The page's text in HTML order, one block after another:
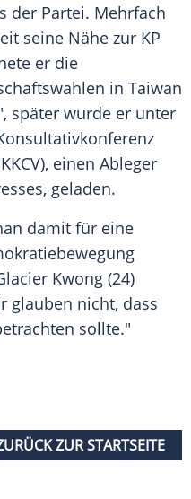
der Partei. Mehrfach
seine Nähe zur KP
er die
in Taiwan
später wurde er unter
einen Ableger
geladen.
damit für eine
Kwong (24)
glauben nicht, dass
sollte."
ZUR STARTSEITE